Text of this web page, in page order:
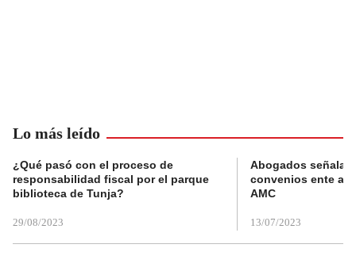
Lo más leído
¿Qué pasó con el proceso de
responsabilidad fiscal por el parque
biblioteca de Tunja?
29/08/2023
Abogados
convenios ente
AMC
13/07/2023